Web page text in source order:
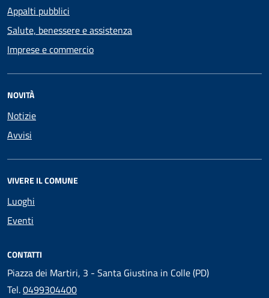
Appalti pubblici
Salute, benessere e assistenza
Imprese e commercio
NOVITÀ
Notizie
Avvisi
VIVERE IL COMUNE
Luoghi
Eventi
CONTATTI
Piazza dei Martiri, 3 - Santa Giustina in Colle (PD)
Tel.0499304400